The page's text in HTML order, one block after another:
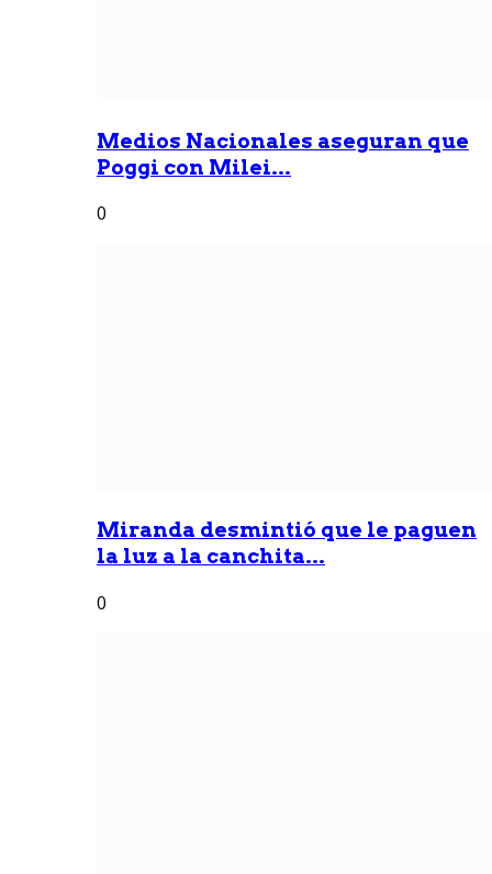
Medios Nacionales aseguran que
Poggi con Milei...
0
Miranda desmintió que le paguen
la luz a la canchita...
0